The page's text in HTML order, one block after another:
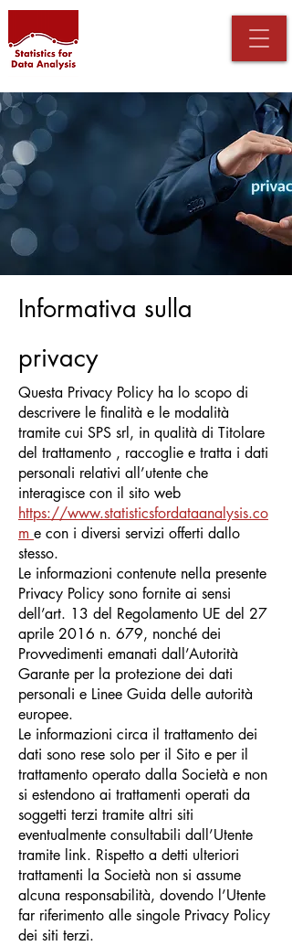
Informativa sulla
privacy
Questa Privacy Policy ha lo scopo di
descrivere le finalità e le modalità
tramite cui SPS srl, in qualità di Titolare
del trattamento , raccoglie e tratta i dati
personali relativi all’utente che
interagisce con il sito web
https://www.statisticsfordataanalysis.co
m e con i diversi servizi offerti dallo
stesso.
Le informazioni contenute nella presente
Privacy Policy sono fornite ai sensi
dell’art. 13 del Regolamento UE del 27
aprile 2016 n. 679, nonché dei
Provvedimenti emanati dall’Autorità
Garante per la protezione dei dati
personali e Linee Guida delle autorità
europee.
Le informazioni circa il trattamento dei
dati sono rese solo per il Sito e per il
trattamento operato dalla Società e non
si estendono ai trattamenti operati da
soggetti terzi tramite altri siti
eventualmente consultabili dall’Utente
tramite link. Rispetto a detti ulteriori
trattamenti la Società non si assume
alcuna responsabilità, dovendo l’Utente
far riferimento alle singole Privacy Policy
dei siti terzi.